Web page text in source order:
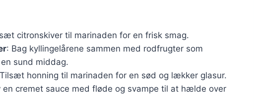
citronskiver til marinaden for en frisk smag.
: Bag kyllingelårene sammen med rodfrugter som
sund middag.
honning til marinaden for en sød og lækker glasur.
en cremet sauce med fløde og svampe til at hælde over